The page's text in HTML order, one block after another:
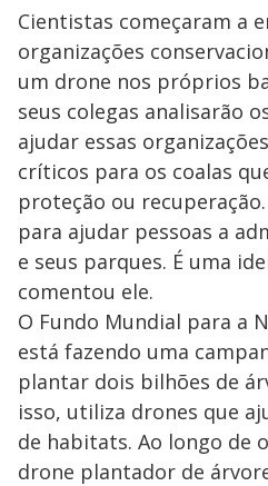
Cientistas começaram a
organizações
um drone nos próprios
seus colegas analisarão
ajudar essas
críticos para os coalas
proteção ou
para ajudar pessoas a
e seus parques. É uma
comentou ele.
O Fundo Mundial para a
está fazendo uma
plantar dois bilhões de
isso, utiliza drones que
de habitats. Ao longo de
drone plantador de